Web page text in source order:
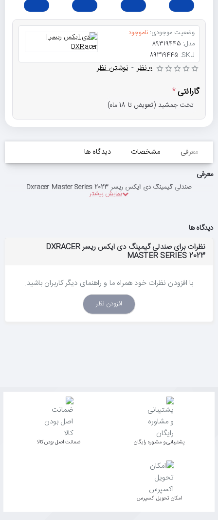
وضعیت موجودی: ناموجود
مدل: 89319445
SKU:
89319445
0 نظر - نوشتن نظر
گارانتی
تخت جمشید (تعویض تا 18 ماه)
معرفی مشخصات
دیدگاه ها
معرفی
صندلی گیمینگ دی ایکس ریسر Dxracer Master Series 2023
دیدگاه ها
نظرات برای صندلی گیمینگ دی ایکس ریسر DXRACER
MASTER SERIES 2023
با افزودن نظرات خود همراه ما و راهنمای دیگر کاربران باشید.
افزودن نظر
پشتیبانی و مشاوره رایگان ﺿﻤﺎﻧﺖ اﺻﻞ ﺑﻮدن ﮐﺎﻟﺎ
اﻣﮑﺎن ﺗﺤﻮﯾﻞ اﮐﺴﭙﺮس